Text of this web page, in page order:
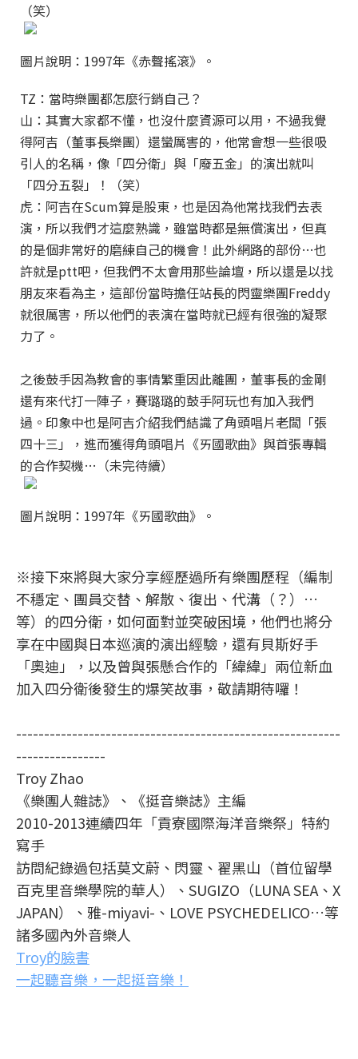
（笑）
圖片說明：1997年《赤聲搖滾》。
TZ：當時樂團都怎麼行銷自己？
山：其實大家都不懂，也沒什麼資源可以用，不過我覺
得阿吉（董事長樂團）還蠻厲害的，他常會想一些很吸
引人的名稱，像「四分衛」與「廢五金」的演出就叫
「四分五裂」！（笑）
虎：阿吉在Scum算是股東，也是因為他常找我們去表
演，所以我們才這麼熟識，雖當時都是無償演出，但真
的是個非常好的磨練自己的機會！此外網路的部份…也
許就是ptt吧，但我們不太會用那些論壇，所以還是以找
朋友來看為主，這部份當時擔任站長的閃靈樂團Freddy
就很厲害，所以他們的表演在當時就已經有很強的凝聚
力了。
之後鼓手因為教會的事情繁重因此離團，董事長的金剛
還有來代打一陣子，賽璐璐的鼓手阿玩也有加入我們
過。印象中也是阿吉介紹我們結識了角頭唱片老闆「張
四十三」，進而獲得角頭唱片《ㄞ國歌曲》與首張專輯
的合作契機…（未完待續）
圖片說明：1997年《ㄞ國歌曲》。
※接下來將與大家分享經歷過所有樂團歷程（編制
不穩定、團員交替、解散、復出、代溝（？）…
等）的四分衛，如何面對並突破困境，他們也將分
享在中國與日本巡演的演出經驗，還有貝斯好手
「奧迪」，以及曾與張懸合作的「緯緯」兩位新血
加入四分衛後發生的爆笑故事，敬請期待囉！
----------------------------------------------------------
----------------
Troy Zhao
《樂團人雜誌》、《挺音樂誌》主編
2010-2013連續四年「貢寮國際海洋音樂祭」特約
寫手
訪問紀錄過包括莫文蔚、閃靈、翟黑山（首位留學
百克里音樂學院的華人）、SUGIZO（LUNA SEA、X
JAPAN）、雅-miyavi-、LOVE PSYCHEDELICO…等
諸多國內外音樂人
Troy的臉書
一起聽音樂，一起挺音樂！